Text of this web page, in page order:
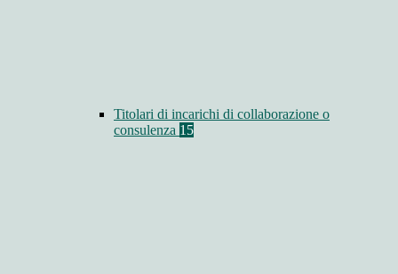
Titolari di incarichi di collaborazione o
consulenza 15